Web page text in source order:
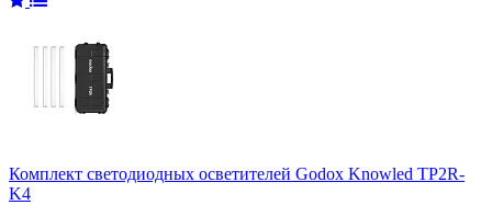
Комплект светодиодных осветителей Godox Knowled TP2R-
K4